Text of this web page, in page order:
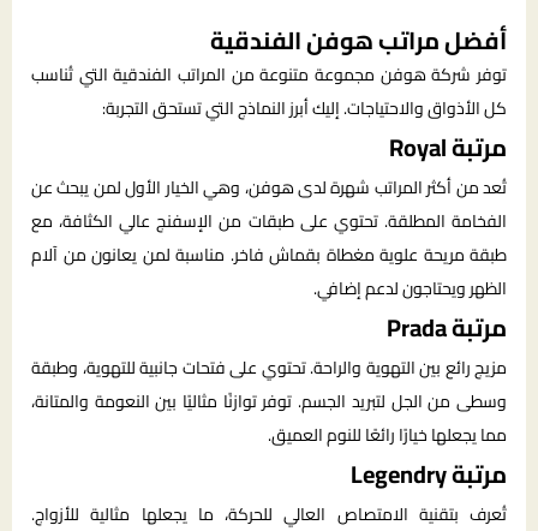
أفضل مراتب هوفن الفندقية
توفر شركة هوفن مجموعة متنوعة من المراتب الفندقية التي تُناسب
كل الأذواق والاحتياجات. إليك أبرز النماذج التي تستحق التجربة:
مرتبة Royal
تُعد من أكثر المراتب شهرة لدى هوفن، وهي الخيار الأول لمن يبحث عن
الفخامة المطلقة. تحتوي على طبقات من الإسفنج عالي الكثافة، مع
طبقة مريحة علوية مغطاة بقماش فاخر. مناسبة لمن يعانون من آلام
الظهر ويحتاجون لدعم إضافي.
مرتبة Prada
مزيج رائع بين التهوية والراحة. تحتوي على فتحات جانبية للتهوية، وطبقة
وسطى من الجل لتبريد الجسم. توفر توازنًا مثاليًا بين النعومة والمتانة،
مما يجعلها خيارًا رائعًا للنوم العميق.
مرتبة Legendry
تُعرف بتقنية الامتصاص العالي للحركة، ما يجعلها مثالية للأزواج.